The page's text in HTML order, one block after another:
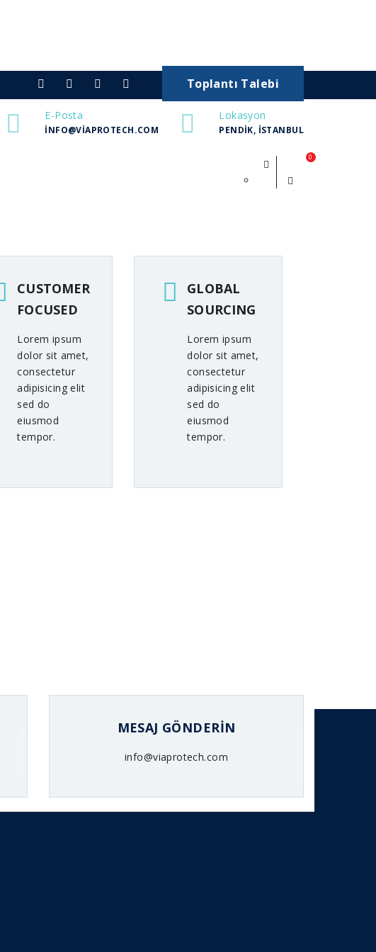
Toplantı Talebi
E-Posta
INFO@VIAPROTECH.COM
Lokasyon
PENDIK, İSTANBUL
0
CUSTOMER
FOCUSED
Lorem ipsum
dolor sit amet,
consectetur
adipisicing elit
sed do
eiusmod
tempor.
GLOBAL
SOURCING
Lorem ipsum
dolor sit amet,
consectetur
adipisicing elit
sed do
eiusmod
tempor.
MESAJ GÖNDERIN
info@viaprotech.com